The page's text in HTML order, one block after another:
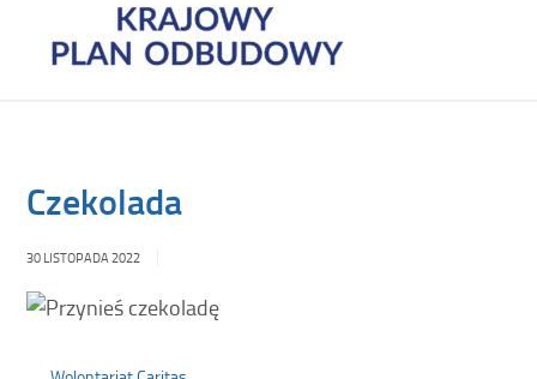
Czekolada
30 LISTOPADA 2022